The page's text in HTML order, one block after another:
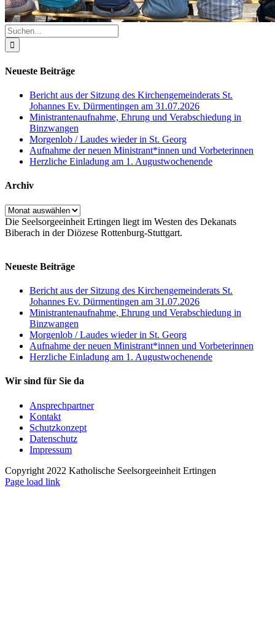
Suche
nach:
Neueste Beiträge
Bericht aus der Sitzung des Kirchengemeinderats St.
Johannes Ev. Dürmentingen am 31.07.2026
Ministrantenaufnahme, Ehrung und Verabschiedung in
Binzwangen
Morgenlob / Laudes wieder in St. Georg
Aufnahme der neuen Ministrant*innen und Vorbeterinnen
Herzliche Einladung am 1. Augustwochenende
Archiv
Archiv
Die Seelsorgeeinheit Ertingen liegt im Westen des Dekanats
Biberach in der Diözese Rottenburg-Stuttgart.
Neueste Beiträge
Bericht aus der Sitzung des Kirchengemeinderats St.
Johannes Ev. Dürmentingen am 31.07.2026
Ministrantenaufnahme, Ehrung und Verabschiedung in
Binzwangen
Morgenlob / Laudes wieder in St. Georg
Aufnahme der neuen Ministrant*innen und Vorbeterinnen
Herzliche Einladung am 1. Augustwochenende
Wir sind für Sie da
Ansprechpartner
Kontakt
Schutzkonzept
Datenschutz
Impressum
Copyright 2022 Katholische Seelsorgeeinheit Ertingen
Page load link